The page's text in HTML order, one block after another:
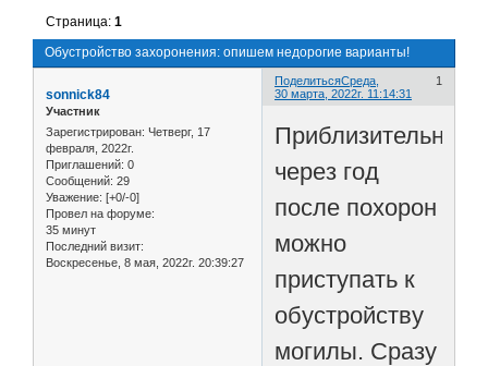
Обустройство захоронения: опишем недорогие варианты!
Страница:1
Поделиться 1
Среда,
30 марта, 2022г. 11:14:31
sonnick84
Участник
Зарегистрирован: Четверг, 17
февраля, 2022г.
Приглашений: 0
Сообщений: 29
Уважение: [+0/-0]
Провел на форуме:
35 минут
Последний визит:
Воскресенье, 8 мая, 2022г. 20:39:27
Приблизительно
через год
после похорон
можно
приступать к
обустройству
могилы. Сразу